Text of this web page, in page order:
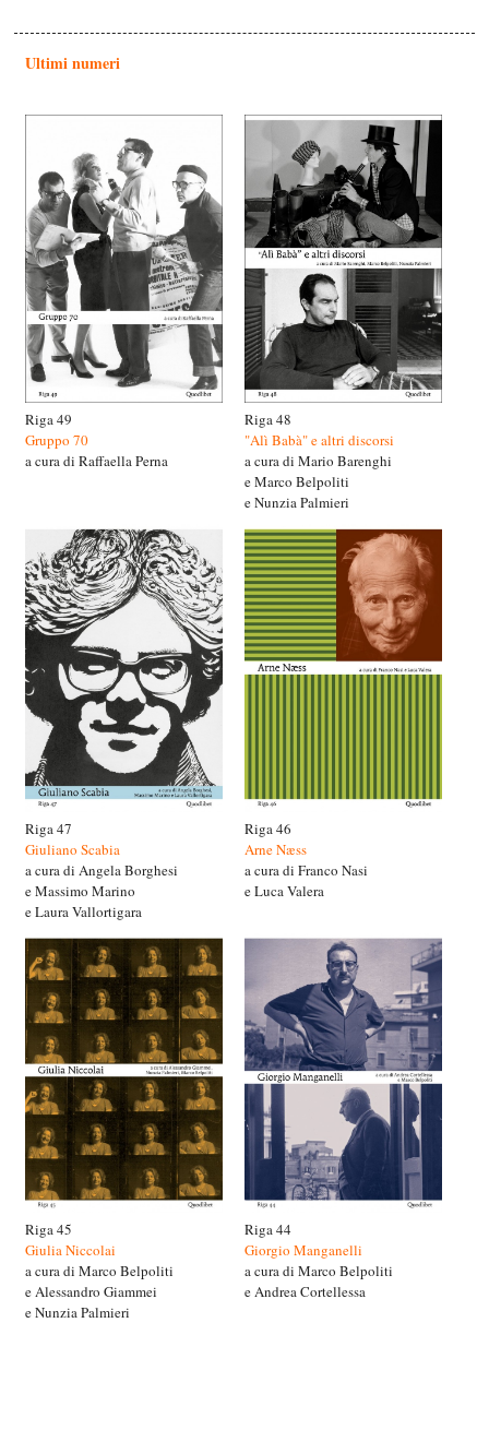
Ultimi numeri
Riga 49
Gruppo 70
a cura di Raffaella Perna
Riga 48
"Alì Babà" e altri discorsi
a cura di Mario Barenghi
e Marco Belpoliti
e Nunzia Palmieri
Riga 47
Giuliano Scabia
a cura di Angela Borghesi
e Massimo Marino
e Laura Vallortigara
Riga 46
Arne Næss
a cura di Franco Nasi
e Luca Valera
Riga 45
Giulia Niccolai
a cura di Marco Belpoliti
e Alessandro Giammei
e Nunzia Palmieri
Riga 44
Giorgio Manganelli
a cura di Marco Belpoliti
e Andrea Cortellessa